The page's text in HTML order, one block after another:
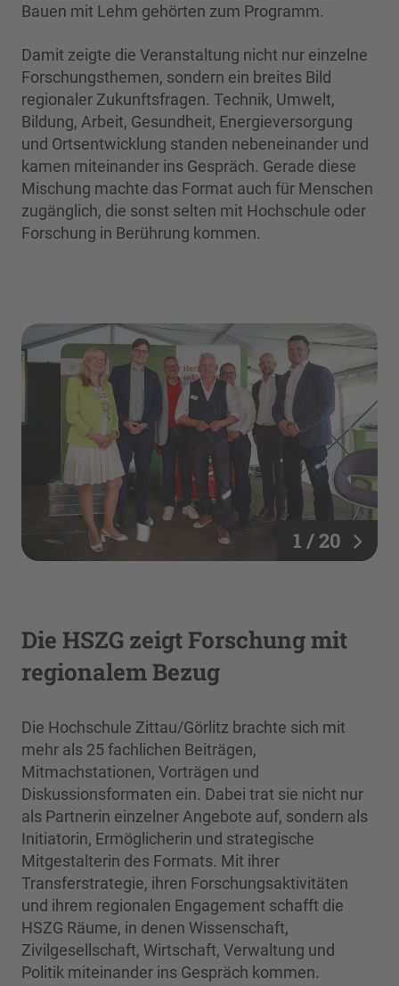
Bauen mit Lehm gehörten zum Programm.
Damit zeigte die Veranstaltung nicht nur einzelne
Forschungsthemen, sondern ein breites Bild
regionaler Zukunftsfragen. Technik, Umwelt,
Bildung, Arbeit, Gesundheit, Energieversorgung
und Ortsentwicklung standen nebeneinander und
kamen miteinander ins Gespräch. Gerade diese
Mischung machte das Format auch für Menschen
zugänglich, die sonst selten mit Hochschule oder
Forschung in Berührung kommen.
1 / 20
Die HSZG zeigt Forschung mit
regionalem Bezug
Die Hochschule Zittau/Görlitz brachte sich mit
mehr als 25 fachlichen Beiträgen,
Mitmachstationen, Vorträgen und
Diskussionsformaten ein. Dabei trat sie nicht nur
als Partnerin einzelner Angebote auf, sondern als
Initiatorin, Ermöglicherin und strategische
Mitgestalterin des Formats. Mit ihrer
Transferstrategie, ihren Forschungsaktivitäten
und ihrem regionalen Engagement schafft die
HSZG Räume, in denen Wissenschaft,
Zivilgesellschaft, Wirtschaft, Verwaltung und
Politik miteinander ins Gespräch kommen.